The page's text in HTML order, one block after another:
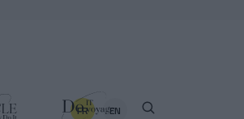
FR EN